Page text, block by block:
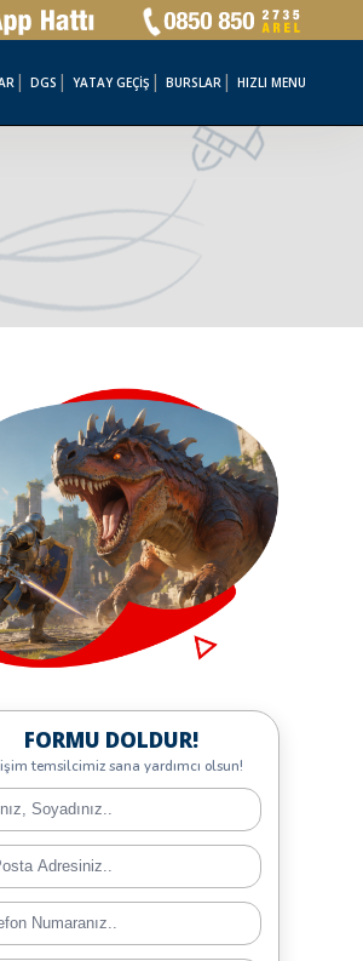
DGS YATAY GEÇİŞ BURSLAR HIZLI MENU
FORMU DOLDUR!
temsilcimiz sana yardımcı olsun!